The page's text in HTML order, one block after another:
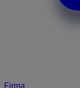
Firma